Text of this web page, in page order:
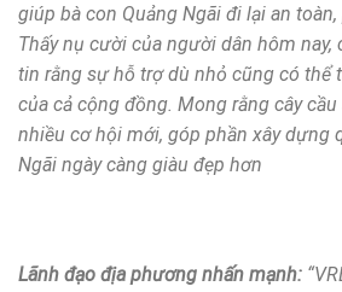
giúp bà con Quảng Ngãi đi lại an
Thấy nụ cười của người dân hôm
tin rằng sự hỗ trợ dù nhỏ cũng có thể
của cả cộng đồng. Mong rằng cây
nhiều cơ hội mới, góp phần xây dựng
Ngãi ngày càng giàu đẹp hơn
Lãnh đạo địa phương nhấn mạnh: “